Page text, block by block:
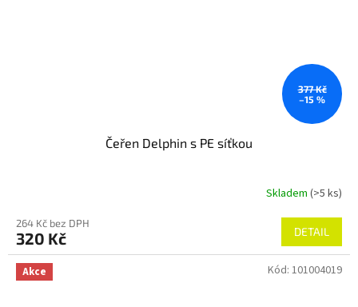
377 Kč
–15 %
Čeřen Delphin s PE síťkou
Skladem (>5 ks)
264 Kč bez DPH
320 Kč DETAIL
Akce Kód: 101004019